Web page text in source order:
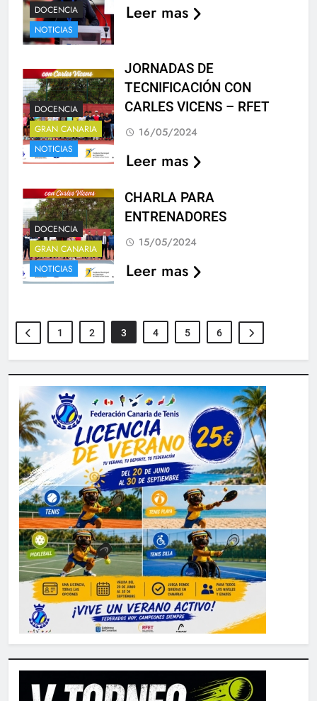
DOCENCIA
NOTICIAS
Leer mas
DOCENCIA
GRAN CANARIA
NOTICIAS
JORNADAS DE
TECNIFICACIÓN CON
CARLES VICENS – RFET
16/05/2024
Leer mas
DOCENCIA
GRAN CANARIA
NOTICIAS
CHARLA PARA
ENTRENADORES
15/05/2024
Leer mas
1 2 3 4 5 6